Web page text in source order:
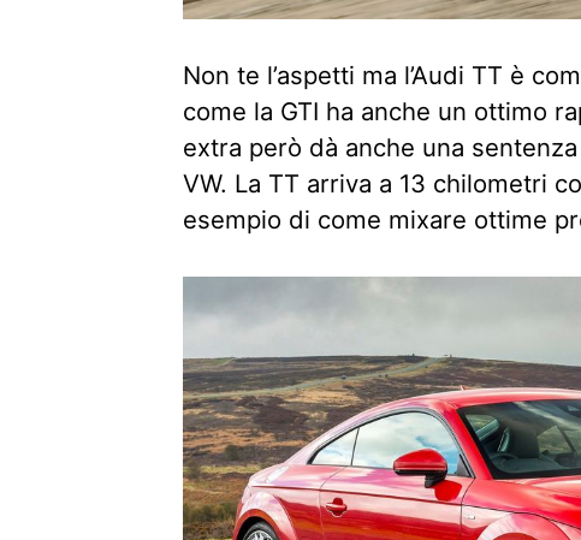
Non te l’aspetti ma l’Audi TT è
come la GTI ha anche un ottimo
extra però dà anche una
VW. La TT arriva a 13 chilometri
esempio di come mixare ottime